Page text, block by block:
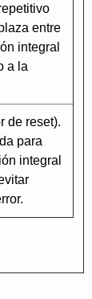
entre
integral
a la
de reset).
para
integral